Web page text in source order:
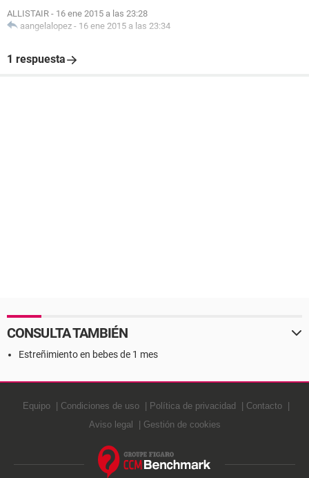
ALLISTAIR - 16 ene 2015 a las 23:28
aangelalopez - 16 ene 2015 a las 23:34
1 respuesta
CONSULTA TAMBIÉN
Estreñimiento en bebes de 1 mes
Equipo Condiciones de uso Política de privacidad
Contacto
Aviso legal
Gestión de cookies